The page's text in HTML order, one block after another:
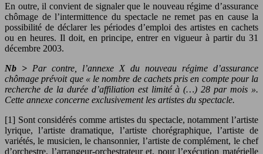
En outre, il convient de signaler que le nouveau régime d’assurance
chômage de l’intermittence du spectacle ne remet pas en cause la
possibilité de déclarer les périodes d’emploi des artistes en cachets
ou en heures. Il doit, en principe, entrer en vigueur à partir du 31
décembre 2003.
Nb > Par contre, l’annexe X du nouveau régime d’assurance
chômage prévoit que « le nombre de cachets pris en compte pour la
recherche de la durée d’affiliation est limité à (…) 28 par mois ».
Cette annexe concerne exclusivement les artistes du spectacle.
[1] Sont considérés comme artistes du spectacle, notamment l’artiste
lyrique, l’artiste dramatique, l’artiste chorégraphique, l’artiste de
variétés, le musicien, le chansonnier, l’artiste de complément, le chef
d’orchestre, l’arrangeur-orchestrateur et, pour l’exécution matérielle